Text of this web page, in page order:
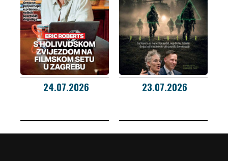
24.07.2026 23.07.2026